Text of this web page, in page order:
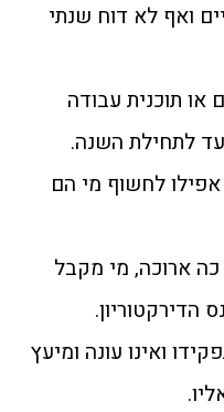
ואף לא דוח שנתי
או תוכנית עבודה
לחשוף מי הם
ארוכה, מי מקבל
הדירקטוריון.
ואינו עונה ומיעץ